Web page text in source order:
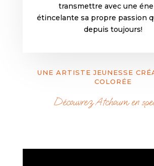
transmettre avec une
étincelante sa propre passion
depuis toujours!
UNE ARTISTE JEUNESSE
COLORÉE
Découvrez Atchoum en